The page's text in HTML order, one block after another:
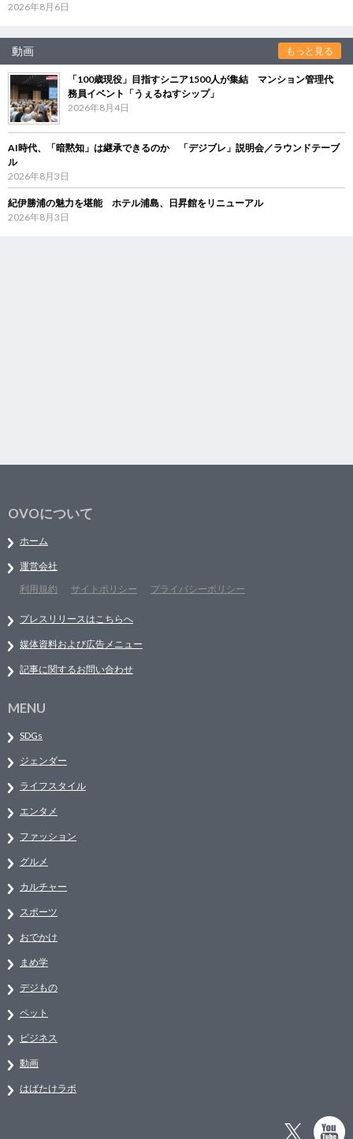
2026年8月6日
動画 もっと見る
「100歳現役」目指すシニア1500人が集結 マンション管理代
務員イベント「うぇるねすシップ」
2026年8月4日
AI時代、「暗黙知」は継承できるのか 「デジブレ」説明会／ラウンドテーブ
ル
2026年8月3日
紀伊勝浦の魅力を堪能 ホテル浦島、日昇館をリニューアル
2026年8月3日
OVOについて
ホーム
運営会社
利用規約
サイトポリシー プライバシーポリシー
プレスリリースはこちらへ
媒体資料および広告メニュー
記事に関するお問い合わせ
MENU
SDGs
ジェンダー
ライフスタイル
エンタメ
ファッション
グルメ
カルチャー
スポーツ
おでかけ
まめ学
デジもの
ペット
ビジネス
動画
はばたけラボ